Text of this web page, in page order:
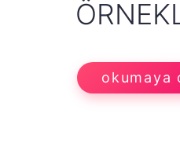
okumaya